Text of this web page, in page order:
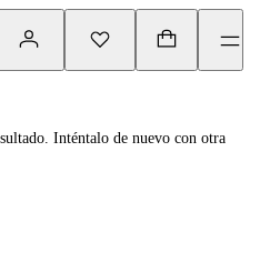
Inténtalo de nuevo con otra